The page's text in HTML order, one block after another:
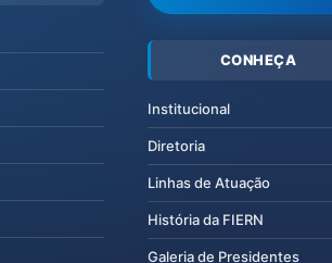
CONHEÇA
Institucional
Diretoria
Linhas de Atuação
História da FIERN
Galeria de Presidentes